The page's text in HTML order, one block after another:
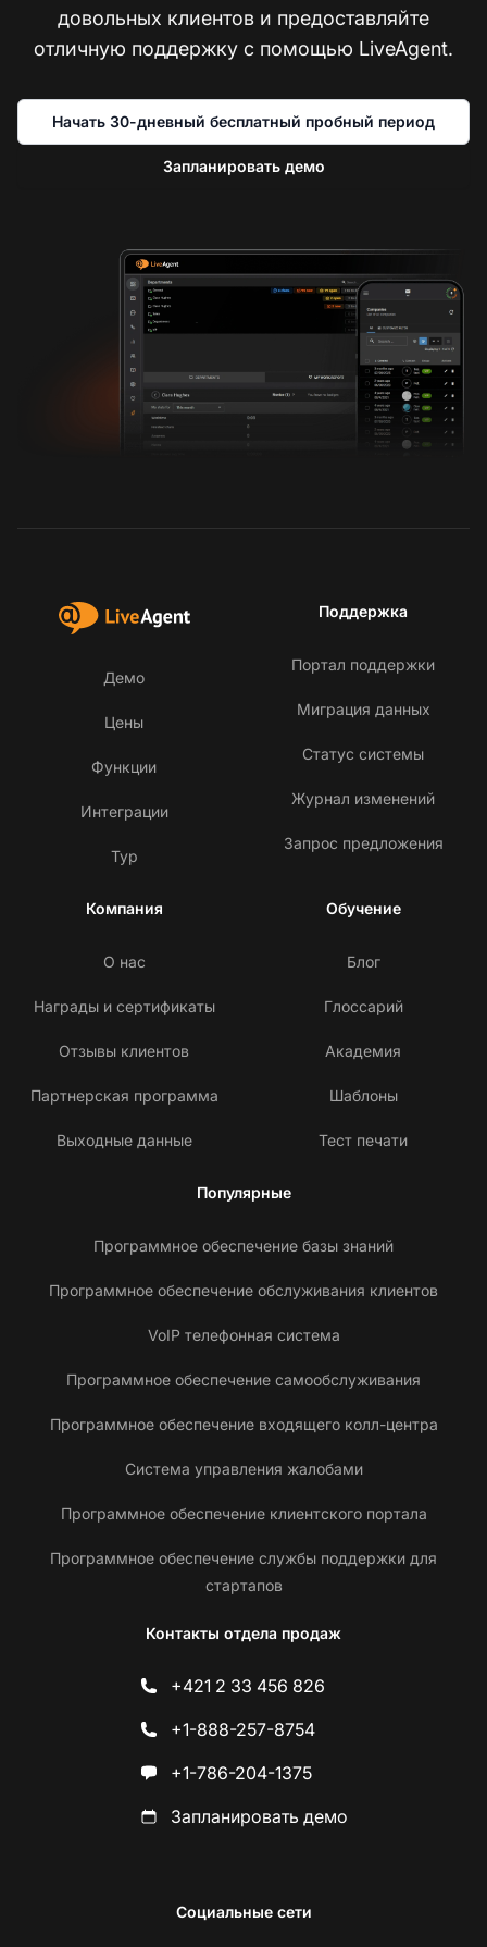
довольных клиентов и предоставляйте
отличную поддержку с помощью LiveAgent.
Начать 30-дневный бесплатный пробный период
Запланировать демо
Демо
Цены
Функции
Интеграции
Тур
Поддержка
Портал поддержки
Миграция данных
Статус системы
Журнал изменений
Запрос предложения
Компания
О нас
Награды и сертификаты
Отзывы клиентов
Партнерская программа
Выходные данные
Обучение
Блог
Глоссарий
Академия
Шаблоны
Тест печати
Популярные
Программное обеспечение базы знаний
Программное обеспечение обслуживания клиентов
VoIP телефонная система
Программное обеспечение самообслуживания
Программное обеспечение входящего колл-центра
Система управления жалобами
Программное обеспечение клиентского портала
Программное обеспечение службы поддержки для
стартапов
Контакты отдела продаж
+421 2 33 456 826
+1-888-257-8754
+1-786-204-1375
Запланировать демо
Социальные сети